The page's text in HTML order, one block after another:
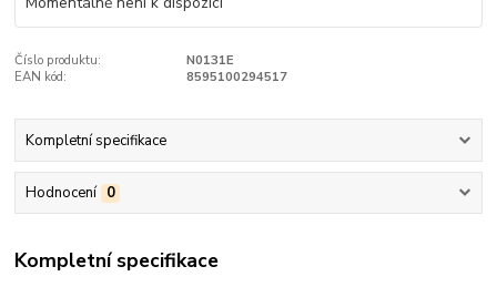
Číslo produktu:
N0131E
EAN kód:
8595100294517
Kompletní specifikace
Hodnocení 0
Kompletní specifikace